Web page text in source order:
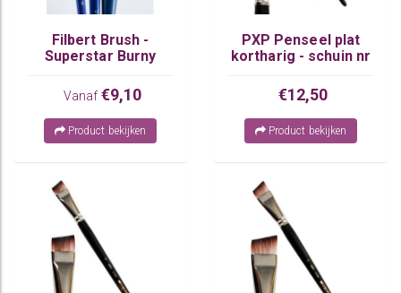
Filbert Brush -
Superstar Burny
Vanaf €9,10
Product bekijken
PXP Penseel plat
kortharig - schuin nr
€12,50
Product bekijken